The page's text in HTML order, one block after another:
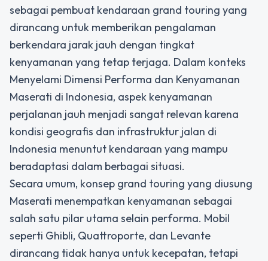
sebagai pembuat kendaraan grand touring yang
dirancang untuk memberikan pengalaman
berkendara jarak jauh dengan tingkat
kenyamanan yang tetap terjaga. Dalam konteks
Menyelami Dimensi Performa dan Kenyamanan
Maserati di Indonesia, aspek kenyamanan
perjalanan jauh menjadi sangat relevan karena
kondisi geografis dan infrastruktur jalan di
Indonesia menuntut kendaraan yang mampu
beradaptasi dalam berbagai situasi.
Secara umum, konsep grand touring yang diusung
Maserati menempatkan kenyamanan sebagai
salah satu pilar utama selain performa. Mobil
seperti Ghibli, Quattroporte, dan Levante
dirancang tidak hanya untuk kecepatan, tetapi